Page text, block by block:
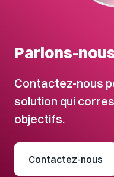
Parlons-
Contactez-nous
solution qui
objectifs.
Contactez-nous